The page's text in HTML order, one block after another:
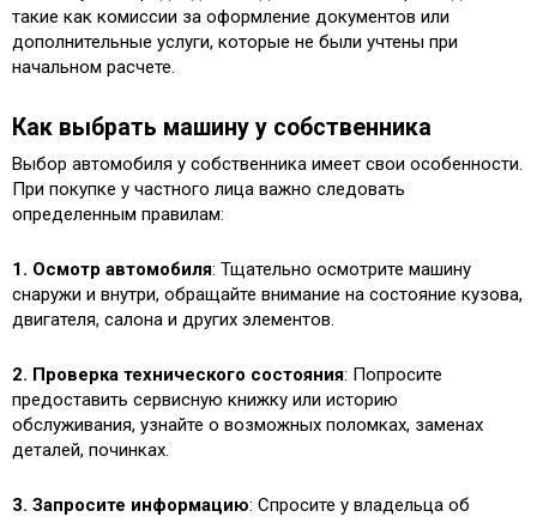
такие как комиссии за оформление документов или
дополнительные услуги, которые не были учтены при
начальном расчете.
Как выбрать машину у собственника
Выбор автомобиля у собственника имеет свои особенности.
При покупке у частного лица важно следовать
определенным правилам:
1. Осмотр автомобиля: Тщательно осмотрите машину
снаружи и внутри, обращайте внимание на состояние кузова,
двигателя, салона и других элементов.
2. Проверка технического состояния: Попросите
предоставить сервисную книжку или историю
обслуживания, узнайте о возможных поломках, заменах
деталей, починках.
3. Запросите информацию: Спросите у владельца об